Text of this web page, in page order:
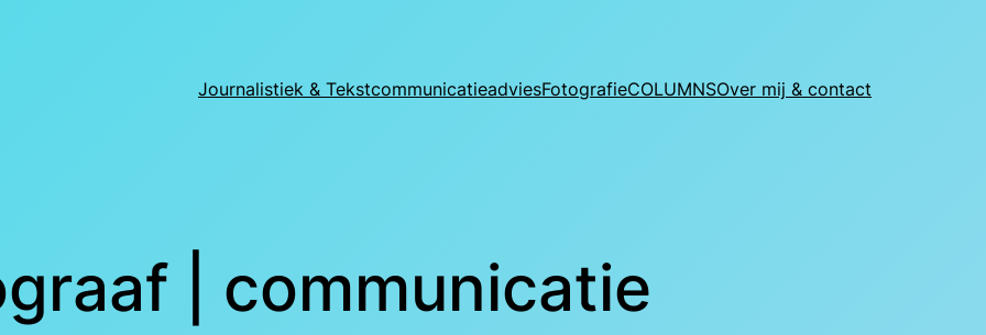
Journalistiek & TekstcommunicatieadviesFotografieCOLUMNSOver mij & contact
| communicatie